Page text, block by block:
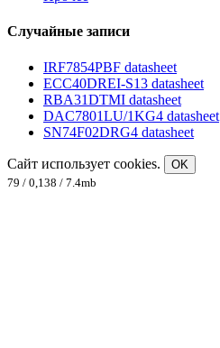
Случайные записи
IRF7854PBF datasheet
ECC40DREI-S13 datasheet
RBA31DTMI datasheet
DAC7801LU/1KG4 datasheet
SN74F02DRG4 datasheet
Сайт использует cookies.
OK
79 / 0,138 / 7.4mb